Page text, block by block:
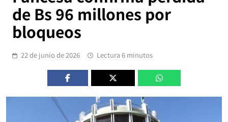
de Bs 96 millones por
bloqueos
22 de junio de 2026 Lectura 6 minutos